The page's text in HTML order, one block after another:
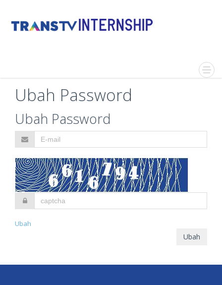
Ubah Password
Ubah Password
Ubah
Ubah